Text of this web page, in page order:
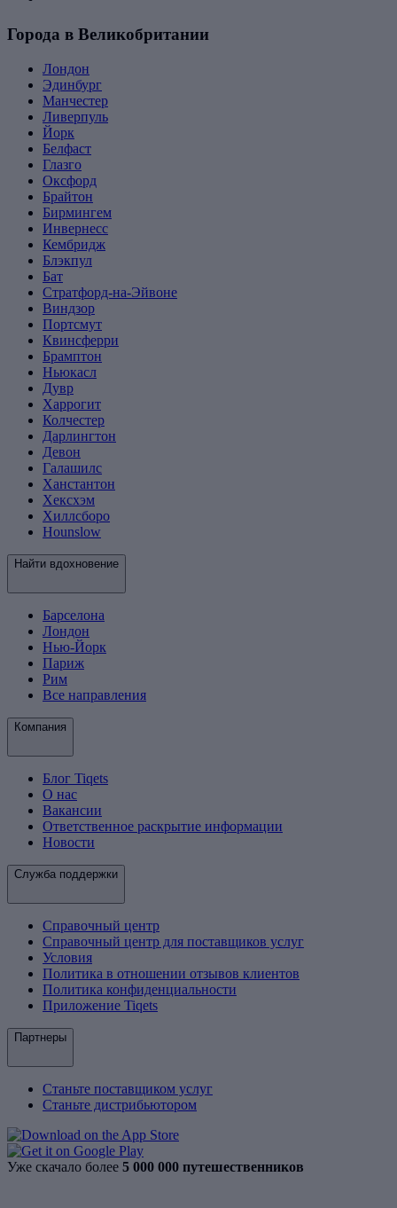
Города в Великобритании
Лондон
Эдинбург
Манчестер
Ливерпуль
Йорк
Белфаст
Глазго
Оксфорд
Брайтон
Бирмингем
Инвернесс
Кембридж
Блэкпул
Бат
Стратфорд-на-Эйвоне
Виндзор
Портсмут
Квинсферри
Брамптон
Ньюкасл
Дувр
Харрогит
Колчестер
Дарлингтон
Девон
Галашилс
Ханстантон
Хексхэм
Хиллсборо
Hounslow
Найти вдохновение
Барселона
Лондон
Нью-Йорк
Париж
Рим
Все направления
Компания
Блог Tiqets
О нас
Вакансии
Ответственное раскрытие информации
Новости
Служба поддержки
Справочный центр
Справочный центр для поставщиков услуг
Условия
Политика в отношении отзывов клиентов
Политика конфиденциальности
Приложение Tiqets
Партнеры
Станьте поставщиком услуг
Станьте дистрибьютором
Уже скачало более 5 000 000 путешественников